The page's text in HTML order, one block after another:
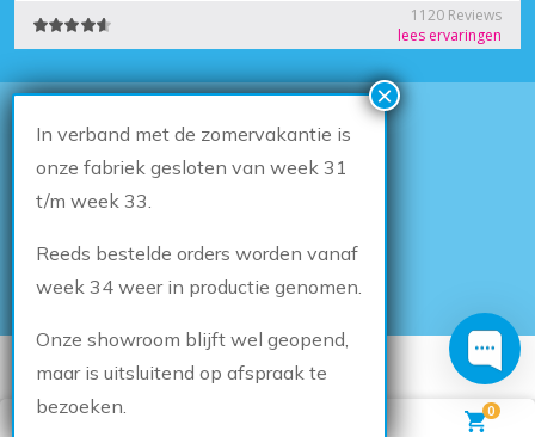
0
© 2026Houten Kozijn Online
Algemene voorwaarden
Herroepingsrecht
Privacybeleid
Sitemap
Cookiebeleid
DESIGN & DEVELOPMENT BYTHE SEQUEL
In verband met de zomervakantie is
onze fabriek gesloten van week 31
t/m week 33.
Reeds bestelde orders worden vanaf
week 34 weer in productie genomen.
Onze showroom blijft wel geopend,
maar is uitsluitend op afspraak te
bezoeken.